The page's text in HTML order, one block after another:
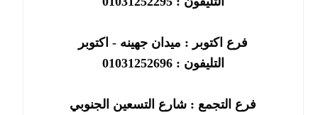
فرع اكتوبر : ميدان جهينه - اكتوبر
التليفون : 01031252696
فرع التجمع : شارع التسعين الجنوبي